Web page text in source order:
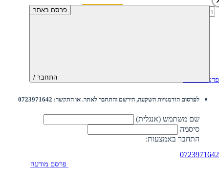
חיפוש:
0723971642
פרסם מודעה התחבר /
לפרסום הזדמנויות השקעה, הירשם והתחבר לאתר. או התקשר: 0723971642
שם משתמש (אנגלית)
סיסמה
התחבר באמצעות:
פרסם באתר
פרסם מודעה